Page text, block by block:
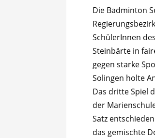
Die Badminton
SchülerInnen
Steinbärte in
gegen starke
Solingen holte
Das dritte Spiel
der
Satz
das gemischte